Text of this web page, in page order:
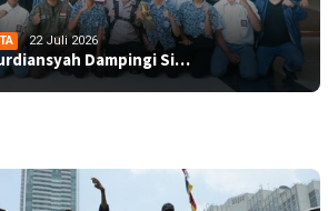
22 Juli 2026
Dampingi Si…